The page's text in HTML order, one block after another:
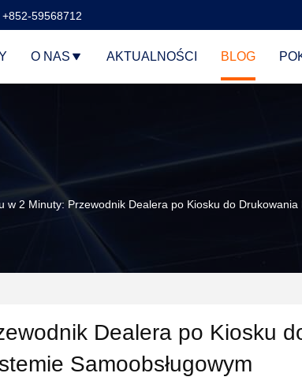
+852-59568712
O NAS AKTUALNOŚCI BLOG
2 Minuty: Przewodnik Dealera po Kiosku do Drukowania
Dealera po Kiosku
Samoobsługowym